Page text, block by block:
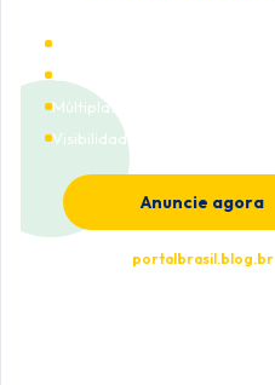
Múltiplas categorias
Visibilidade premium
Anuncie agora
portalbrasil.blog.br